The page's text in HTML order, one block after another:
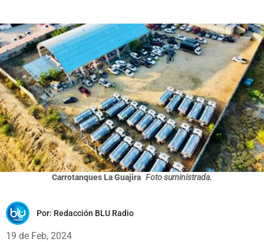
Carrotanques La Guajira Foto suministrada.
Por: Redacción BLU Radio
19 de Feb, 2024